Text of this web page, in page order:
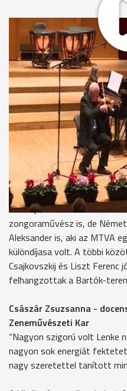
Gordonkaművész lánya,
Bartók-teremben Németh
Magyar Köztársaság Ezüst
zongoratanár tavaly ősszel
koncertről már akkor is szó
Jádi-Németh Andrea
“Sajnos a temetésén
születésnapjára ők is
igazából mi, a lányai is
értek össze a szálak, és
hallani fogja.”
A fellépők között volt
zongoraművész is, de
Aleksander is, aki az MTVA
különdíjasa volt. A többi
Csajkovszkij és Liszt Ferenc
felhangzottak a Bartók-
Császár Zsuzsanna -
Zeneművészeti Kar
“Nagyon szigorú volt Lenke
nagyon sok energiát
nagy szeretettel tanított